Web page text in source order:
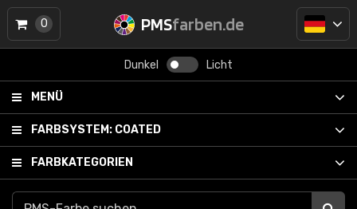
PMSfarben.de
Dunkel Licht
MENÜ
FARBSYSTEM: COATED
FARBKATEGORIEN
0